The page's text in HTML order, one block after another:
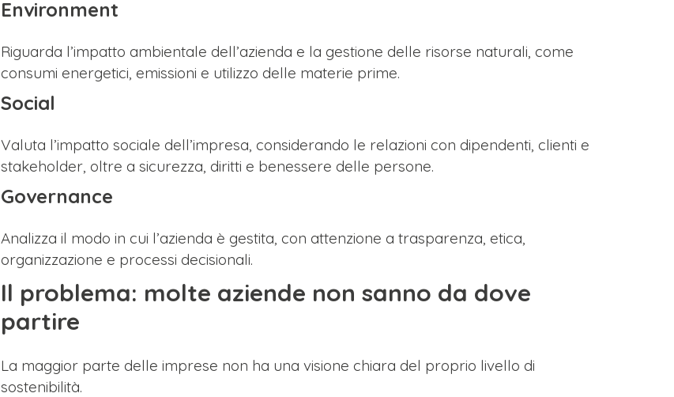
Environment
Riguarda l’impatto ambientale dell’azienda e la gestione delle risorse naturali, come
consumi energetici, emissioni e utilizzo delle materie prime.
Social
Valuta l’impatto sociale dell’impresa, considerando le relazioni con dipendenti, clienti e
stakeholder, oltre a sicurezza, diritti e benessere delle persone.
Governance
Analizza il modo in cui l’azienda è gestita, con attenzione a trasparenza, etica,
organizzazione e processi decisionali.
Il problema: molte aziende non sanno da dove
partire
La maggior parte delle imprese non ha una visione chiara del proprio livello di
sostenibilità.